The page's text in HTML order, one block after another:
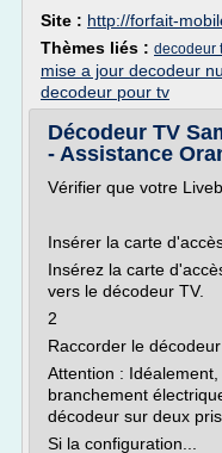
Site : http://forfait-
Thèmes liés : decodeur
mise a jour decodeur
decodeur pour tv
Décodeur TV
- Assistance
Vérifier que votre
Insérer la carte
Insérez la carte
vers le décodeur TV.
2
Raccorder le
Attention :
branchement
décodeur sur deux
Si la configuration...